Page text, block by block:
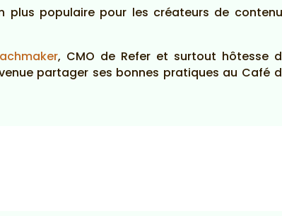
populaire pour les créateurs de
, CMO de Refer et surtout hôtesse
partager ses bonnes pratiques au Café